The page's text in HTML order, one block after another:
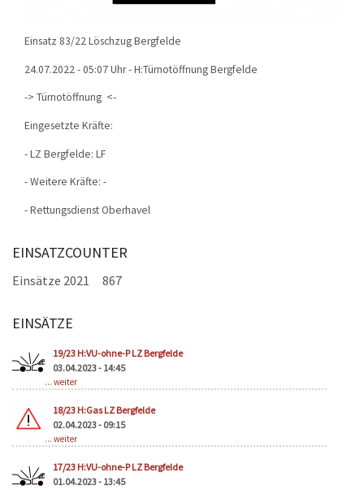
Einsatz 83/22 Löschzug Bergfelde
24.07.2022 - 05:07 Uhr - H:Türnotöffnung Bergfelde
-> Türnotöffnung <-
Eingesetzte Kräfte:
- LZ Bergfelde: LF
- Weitere Kräfte: -
- Rettungsdienst Oberhavel
EINSATZCOUNTER
Einsätze 2021 867
EINSÄTZE
19/23 H:VU-ohne-P LZ Bergfelde
03.04.2023 - 14:45
... weiter
18/23 H:Gas LZ Bergfelde
02.04.2023 - 09:15
... weiter
17/23 H:VU-ohne-P LZ Bergfelde
01.04.2023 - 13:45
Seiten